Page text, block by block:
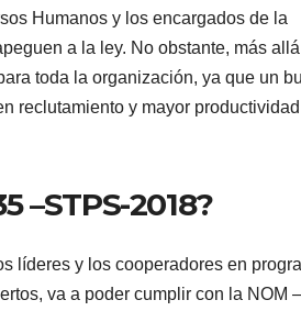
Humanos y los encargados de la
a la ley. No obstante, más allá
toda la organización, ya que un
reclutamiento y mayor
–STPS-2018?
líderes y los cooperadores en
va a poder cumplir con la NOM